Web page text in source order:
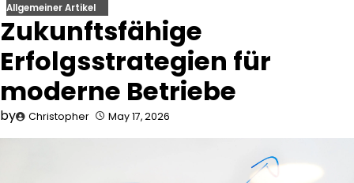
Allgemeiner Artikel
Zukunftsfähige
Erfolgsstrategien für
moderne Betriebe
by Christopher May 17, 2026